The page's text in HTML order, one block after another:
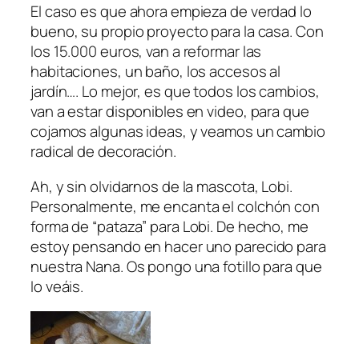
El caso es que ahora empieza de verdad lo
bueno, su propio proyecto para la casa. Con
los 15.000 euros, van a reformar las
habitaciones, un baño, los accesos al
jardín…. Lo mejor, es que todos los cambios,
van a estar disponibles en video, para que
cojamos algunas ideas, y veamos un cambio
radical de decoración.
Ah, y sin olvidarnos de la mascota, Lobi.
Personalmente, me encanta el colchón con
forma de “pataza” para Lobi. De hecho, me
estoy pensando en hacer uno parecido para
nuestra Nana. Os pongo una fotillo para que
lo veáis.